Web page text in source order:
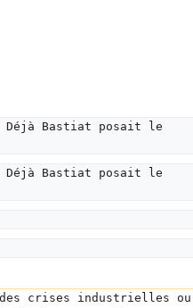
Déjà Bastiat posait le
Déjà Bastiat posait le
crises industrielles ou